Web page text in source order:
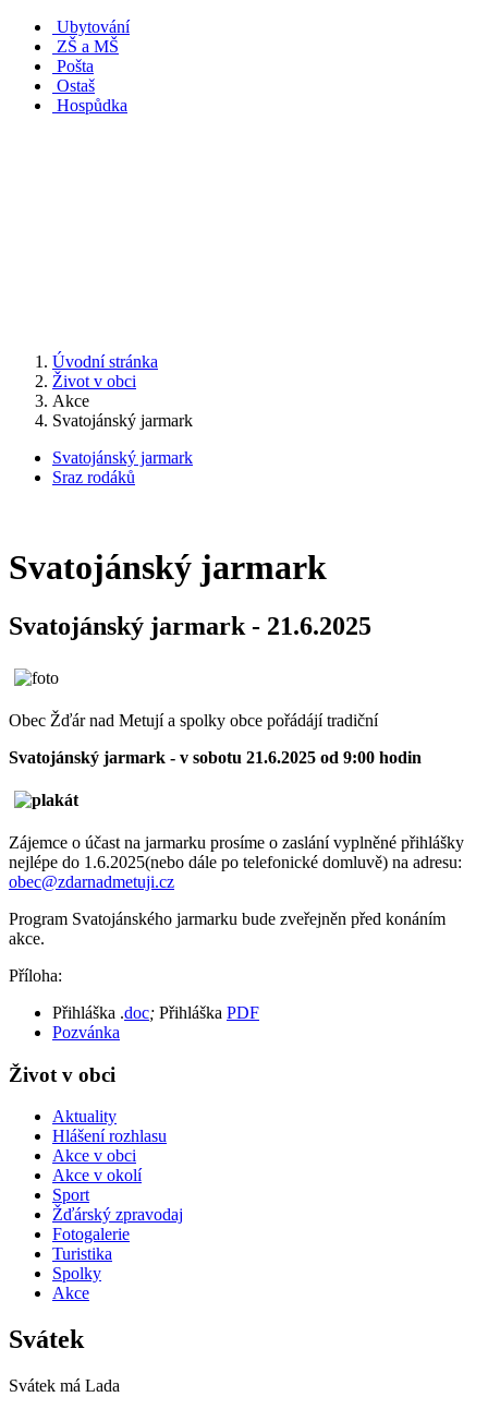
Ubytování
ZŠ a MŠ
Pošta
Ostaš
Hospůdka
Úvodní stránka
Život v obci
Akce
Svatojánský jarmark
Svatojánský jarmark
Sraz rodáků
Svatojánský jarmark
Svatojánský jarmark - 21.6.2025
Obec Žďár nad Metují a spolky obce pořádájí tradiční
Svatojánský jarmark - v sobotu 21.6.2025 od 9:00 hodin
Zájemce o účast na jarmarku prosíme o zaslání vyplněné přihlášky
nejlépe do 1.6.2025(nebo dále po telefonické domluvě) na adresu:
obec@zdarnadmetuji.cz
Program Svatojánského jarmarku bude zveřejněn před konáním
akce.
Příloha:
Přihláška .doc; Přihláška PDF
Pozvánka
Život v obci
Aktuality
Hlášení rozhlasu
Akce v obci
Akce v okolí
Sport
Žďárský zpravodaj
Fotogalerie
Turistika
Spolky
Akce
Svátek
Svátek má Lada